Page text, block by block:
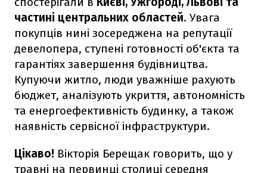
частині центральних областей. Увага
покупців нині зосереджена на репутації
девелопера, ступені готовності об'єкта та
гарантіях завершення будівництва.
Купуючи житло, люди уважніше рахують
бюджет, аналізують укриття, автономність
та енергоефективність будинку, а також
наявність сервісної інфраструктури.
Цікаво! Вікторія Берещак говорить, що у
травні на первинці столиці середня